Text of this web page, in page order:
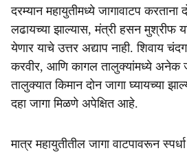
दरम्यान महायुतीमध्ये जागावाटप करताना
लढायच्या झाल्यास, मंत्री हसन मुश्रीफ
येणार याचे उत्तर अद्याप नाही. शिवाय
करवीर, आणि कागल तालुक्यांमध्ये
तालुक्यात किमान दोन जागा घ्यायच्या
दहा जागा मिळणे अपेक्षित आहे.
मात्र महायुतीतील जागा वाटपावरून